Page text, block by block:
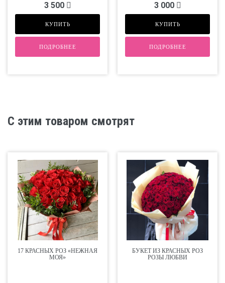
3 500
КУПИТЬ
ПОДРОБНЕЕ
3 000
КУПИТЬ
ПОДРОБНЕЕ
С этим товаром смотрят
17 КРАСНЫХ РОЗ «НЕЖНАЯ
МОЯ»
БУКЕТ ИЗ КРАСНЫХ РОЗ
РОЗЫ ЛЮБВИ